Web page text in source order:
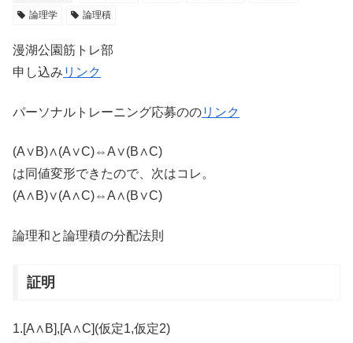
論理学
論理積
漫湖公園筋トレ部
申し込み リンク
パーソナルトレーニング応募ののリンク
(A∨B)∧(A∨C)⇔A∨(B∧C)
は同値変形できたので、次はコレ。
(A∧B)∨(A∧C)⇔A∧(B∨C)
論理和と論理積の分配法則
証明
1.[A∧B],[A∧C](仮定1,仮定2)